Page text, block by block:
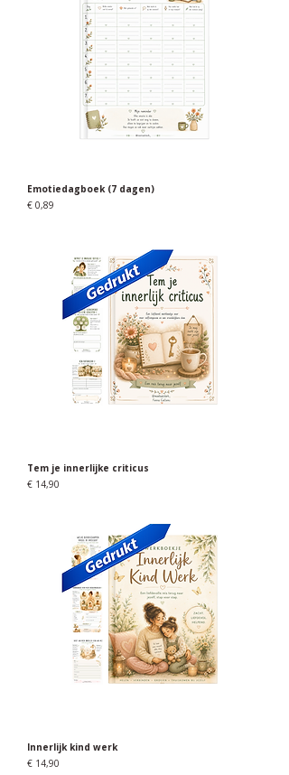
Emotiedagboek (7 dagen)
Prijs
€ 0,89
Tem je innerlijke criticus
Prijs
€ 14,90
Innerlijk kind werk
Prijs
€ 14,90